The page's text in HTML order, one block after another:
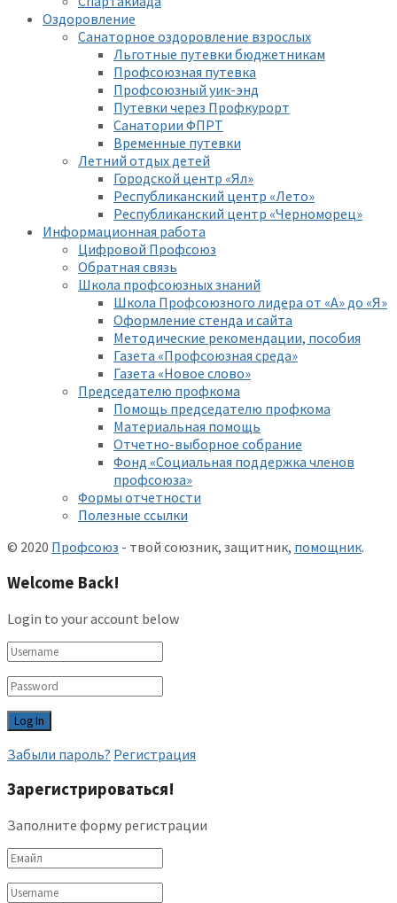
Оздоровление
Санаторное оздоровление взрослых
Льготные путевки бюджетникам
Профсоюзная путевка
Профсоюзный уик-энд
Путевки через Профкурорт
Санатории ФПРТ
Временные путевки
Летний отдых детей
Городской центр «Ял»
Республиканский центр «Лето»
Республиканский центр «Черноморец»
Информационная работа
Цифровой Профсоюз
Обратная связь
Школа профсоюзных знаний
Школа Профсоюзного лидера от «А» до «Я»
Оформление стенда и сайта
Методические рекомендации, пособия
Газета «Профсоюзная среда»
Газета «Новое слово»
Председателю профкома
Помощь председателю профкома
Материальная помощь
Отчетно-выборное собрание
Фонд «Социальная поддержка членов
профсоюза»
Формы отчетности
Полезные ссылки
© 2020 Профсоюз - твой союзник, защитник, помощник.
Welcome Back!
Login to your account below
Забыли пароль? Регистрация
Зарегистрироваться!
Заполните форму регистрации